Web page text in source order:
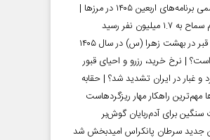
آغاز رسمی برنامه‌های اربعین ۱۴۰۵ در مرز‌ها |
۱.۷ میلیون نفر رسید
قیمت قبر در بهشت زهرا (س) در سال ۱۴۰۵
| نرخ خرید، رزرو و احیای قبور
و غبار در ایران تشدید شد؟ | حقابه
مهم‌ترین راهکار مهار ریزگردهاست
سنگین برای آدم‌ربایان گوش‌بر
جدید سرطان پانکراس امیدبخش شد